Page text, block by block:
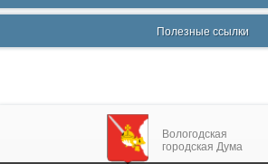
Полезные ссылки
Вологодская
городская Дума